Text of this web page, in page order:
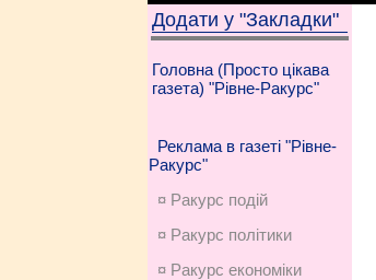
Додати у "Закладки"
Головна (Просто цікава
газета) "Рівне-Ракурс"
Реклама в газеті "Рівне-
Ракурс"
¤ Ракурс подій
¤ Ракурс політики
¤ Ракурс економiки